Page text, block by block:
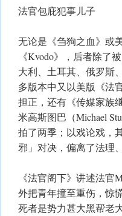
法官包庇犯事儿子
无论是《刍狗之血》或
《Kvodo》，后者除了
大利、土耳其、俄罗斯
多版本中又以美版《法
担正，还有《传媒家族
米高斯图巴（Michael
拍了两季；以戏论戏，
邪」对决，偏离了法理
《法官阁下》讲述法官
外把青年撞至重伤，惊
死者是势力甚大黑帮老